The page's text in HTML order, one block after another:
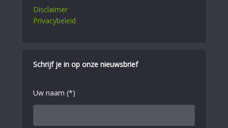
Disclaimer
Privacybeleid
Schrijf je in op onze nieuwsbrief
Uw naam (*)